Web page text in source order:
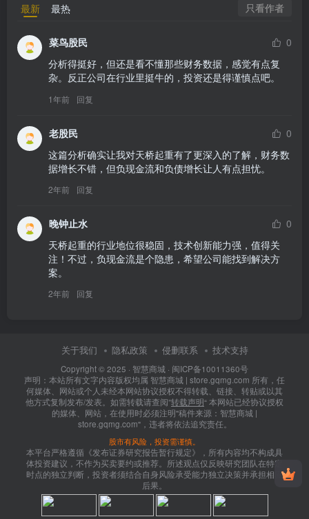
最新 最热 只看作者
菜鸟股民
0
分析得挺好，但还是看不懂那些财务数据，感觉有点复
杂。反正公司在行业里挺牛的，投资还是得谨慎点吧。
1年前 回复
老股民
0
这篇分析确实让我对天桥起重有了更深入的了解，财务数
据增长不错，但负现金流和负债增长让人有点担忧。
2年前 回复
晚钟止水
0
天桥起重的行业地位很稳固，技术创新能力强，值得关
注！不过，负现金流是个隐患，希望公司能找到解决方
案。
2年前 回复
关于我们 隐私政策 侵删联系 技术支持
Copyright © 2025 · 智慧商城 · 闽ICP备10011360号
声明：本站所有文字内容版权均属 智慧商城 | store.gqmg.com 所有，任
何媒体、网站或个人未经本网站协议授权不得转载、链接、转贴或以其
他方式复制发布/发表。如需转载请查阅”转载声明“ 本网站已经协议授权
的媒体、网站，在使用时必须注明"稿件来源：智慧商城 |
store.gqmg.com"，违者将依法追究责任。
股市有风险，投资需谨慎。
本平台严格遵循《发布证券研究报告暂行规定》，所有内容均不构成具
体投资建议，不作为买卖要约或推荐。所述观点仅反映研究团队在特定
时点的独立判断，投资者须结合自身风险承受能力独立决策并承担相应
后果。